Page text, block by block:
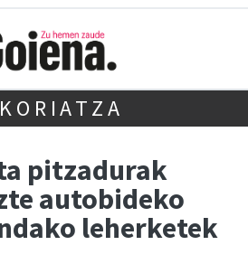
pitzadurak
autobideko
leherketek